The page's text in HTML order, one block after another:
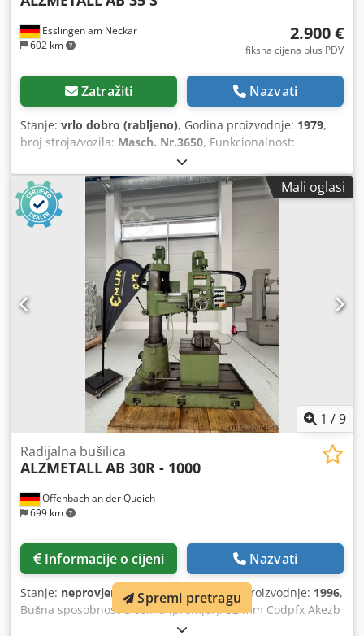
Esslingen am Neckar
602 km
2.900 €
fiksna cijena plus PDV
Zatražiti Nazvati
Stanje: vrlo dobro (rabljeno), Godina proizvodnje: 1979,
broj stroja/vozila: Masch. Nr.3650, Funkcionalnost:
, snaga:
napon:380 V, vrsta ulazne struje:trofazni, promjer alata:
32 mm, nosač vretena:MK 4, tip pogona:električni,
ukupna visina:187 mm, dubina grla:
masa:
, Oprema:CE oznaka, brzina vrtnje
beskonačno podesiva, dokumentacija / priručnik
očuvana ALZMETALL stupna bušilica AB 35 S, strojni broj
3650. Prirubničko vreteno MK4, izmak 300 mm, hod
vretena 160 mm. Beskonačno promjenjiva brzina vretena
55-1500 o/min, preko 2 stupnja prijenosa. Kapacitet
bušenja: 32 mm u čeliku, 45 mm u sivom lijevu. Potreban
prostor 1,3 m x 0,9 m. Visina 1,87 m. Težina 430 kg. Samo
osobno preuzimanje i plaćanje gotovinom. Crjdpfxjzicxro
Mali oglasi
1 /9
Offenbach an der Queich
699 km
Radijalna bušilica
ALZMETALLAB 30R - 1000
Informacije o cijeni Nazvati
Stanje: neprovjereno (rabljeno), Godina proizvodnje: 1996,
Bušna sposobnost u čeliku (promjer): 32 mm Codpfx Akezb
Raioajrf Morseov stožac: MK 4 Osnovna ploča: 1700 x 700
Spremi pretragu